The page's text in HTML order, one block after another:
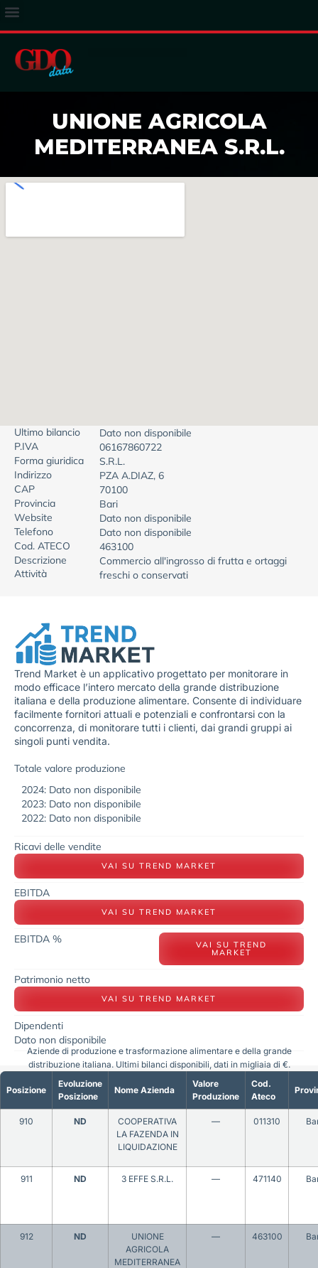
UNIONE AGRICOLA
MEDITERRANEA S.R.L.
Ultimo bilancio
Dato non disponibile
P.IVA
06167860722
Forma giuridica
S.R.L.
Indirizzo
PZA A.DIAZ, 6
CAP
70100
Provincia
Bari
Website
Dato non disponibile
Telefono
Dato non disponibile
Cod. ATECO
463100
Descrizione
Attività
Commercio all'ingrosso di frutta e ortaggi
freschi o conservati
Trend Market è un applicativo progettato per monitorare in
modo efficace l’intero mercato della grande distribuzione
italiana e della produzione alimentare. Consente di individuare
facilmente fornitori attuali e potenziali e confrontarsi con la
concorrenza, di monitorare tutti i clienti, dai grandi gruppi ai
singoli punti vendita.
Totale valore produzione
2024: Dato non disponibile
2023: Dato non disponibile
2022: Dato non disponibile
Ricavi delle vendite
VAI SU TREND MARKET
EBITDA
VAI SU TREND MARKET
EBITDA % VAI SU TREND
MARKET
Patrimonio netto
VAI SU TREND MARKET
Dipendenti
Dato non disponibile
Posizione
Evoluzione
Posizione
Nome Azienda
Valore
Produzione
Cod.
Ateco
910 ND
COOPERATIVA
LA FAZENDA IN
LIQUIDAZIONE
— 011310
911 ND 3 EFFE S.R.L. — 471140
912 ND
UNIONE
AGRICOLA
MEDITERRANEA
— 463100
Aziende di produzione e trasformazione alimentare e della grande
distribuzione italiana. Ultimi bilanci disponibili, dati in migliaia di €.